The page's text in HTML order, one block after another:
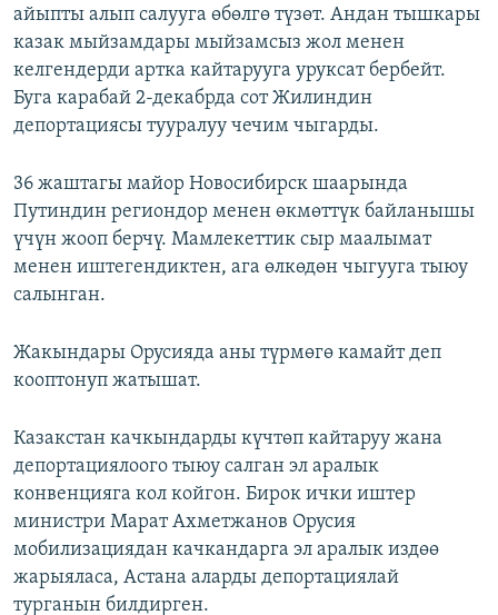
айыпты алып салууга өбөлгө түзөт. Андан тышкары
казак мыйзамдары мыйзамсыз жол менен
келгендерди артка кайтарууга уруксат бербейт.
Буга карабай 2-декабрда сот Жилиндин
депортациясы тууралуу чечим чыгарды.
36 жаштагы майор Новосибирск шаарында
Путиндин региондор менен өкмөттүк байланышы
үчүн жооп берчү. Мамлекеттик сыр маалымат
менен иштегендиктен, ага өлкөдөн чыгууга тыюу
салынган.
Жакындары Орусияда аны түрмөгө камайт деп
кооптонуп жатышат.
Казакстан качкындарды күчтөп кайтаруу жана
депортациялоого тыюу салган эл аралык
конвенцияга кол койгон. Бирок ички иштер
министри Марат Ахметжанов Орусия
мобилизациядан качкандарга эл аралык издөө
жарыяласа, Астана аларды депортациялай
турганын билдирген.